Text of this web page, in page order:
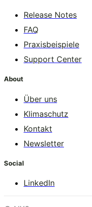
Release Notes
FAQ
Praxisbeispiele
Support Center
About
Über uns
Klimaschutz
Kontakt
Newsletter
Social
LinkedIn